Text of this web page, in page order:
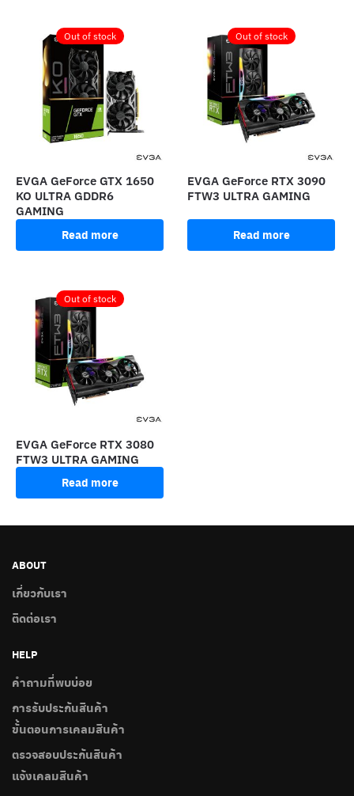
Out of stock
EVGA GeForce GTX 1650
KO ULTRA GDDR6
GAMING
Read more
Out of stock
EVGA GeForce RTX 3090
FTW3 ULTRA GAMING
Read more
Out of stock
EVGA GeForce RTX 3080
FTW3 ULTRA GAMING
Read more
ABOUT
เกี่ยวกับเรา
ติดต่อเรา
HELP
คำถามที่พบบ่อย
การรับประกันสินค้า
ขั้นตอนการเคลมสินค้า
ตรวจสอบประกันสินค้า
แจ้งเคลมสินค้า